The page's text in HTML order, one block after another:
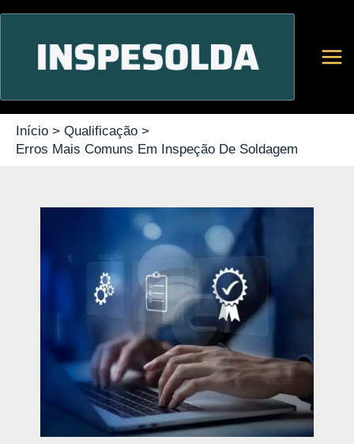
Ir
Início
Qualificação
Erros Mais Comuns Em Inspeção De Soldagem